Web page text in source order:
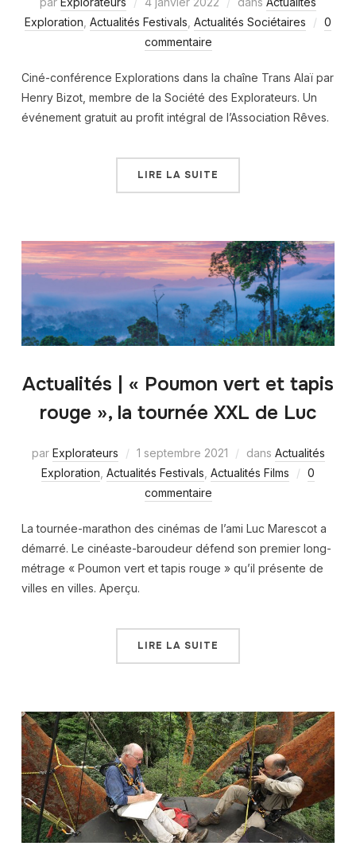
Exploration Actualités Festivals Actualités Sociétaires
0
commentaire
Ciné-conférence Explorations dans la chaîne Trans Alaï par
Henry Bizot, membre de la Société des Explorateurs. Un
événement gratuit au profit intégral de l’Association Rêves.
LIRE LA SUITE
Actualités | « Poumon vert et tapis
rouge », la tournée XXL de Luc
par Explorateurs 1 septembre 2021 dans Actualités
Exploration, Actualités Festivals, Actualités Films
0
commentaire
La tournée-marathon des cinémas de l’ami Luc Marescot a
démarré. Le cinéaste-baroudeur défend son premier long-
métrage « Poumon vert et tapis rouge » qu’il présente de
villes en villes. Aperçu.
LIRE LA SUITE